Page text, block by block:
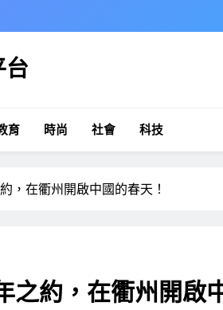
育 時尚 社會 科技
，在衢州開啟中國的春天！
之約，在衢州開啟